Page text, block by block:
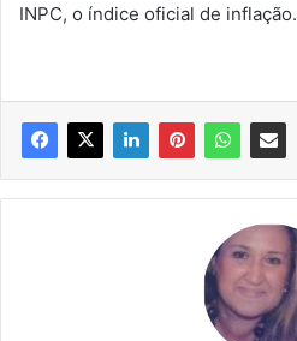
INPC, o índice oficial de inflação.